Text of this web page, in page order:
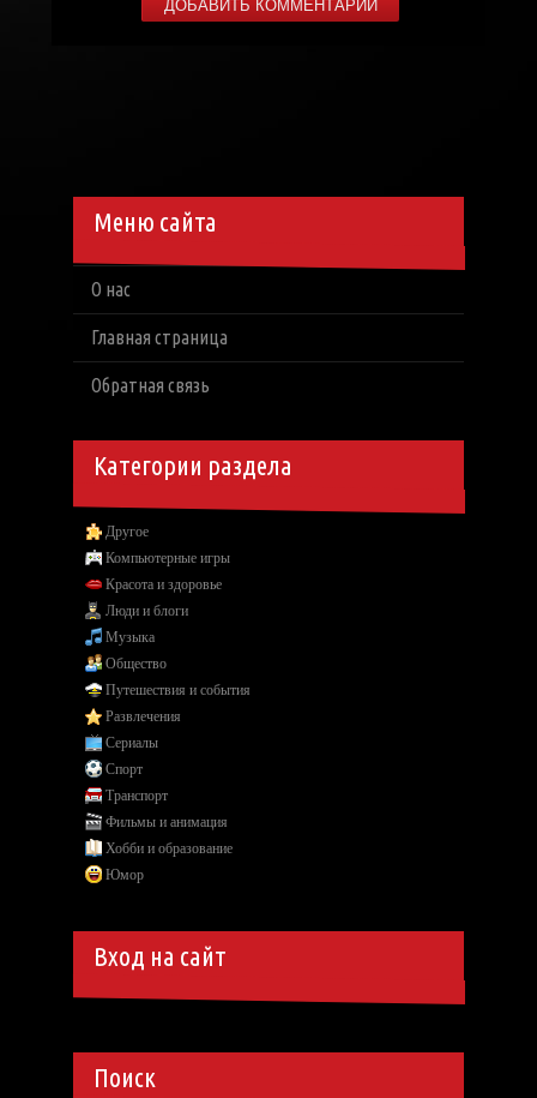
Меню сайта
О нас
Главная страница
Обратная связь
Категории раздела
Другое
Компьютерные игры
Красота и здоровье
Люди и блоги
Музыка
Общество
Путешествия и события
Развлечения
Сериалы
Спорт
Транспорт
Фильмы и анимация
Хобби и образование
Юмор
Вход на сайт
Поиск